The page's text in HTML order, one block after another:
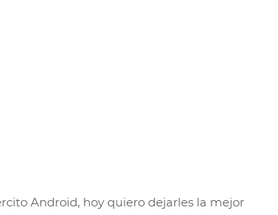
Android, hoy quiero dejarles la mejor